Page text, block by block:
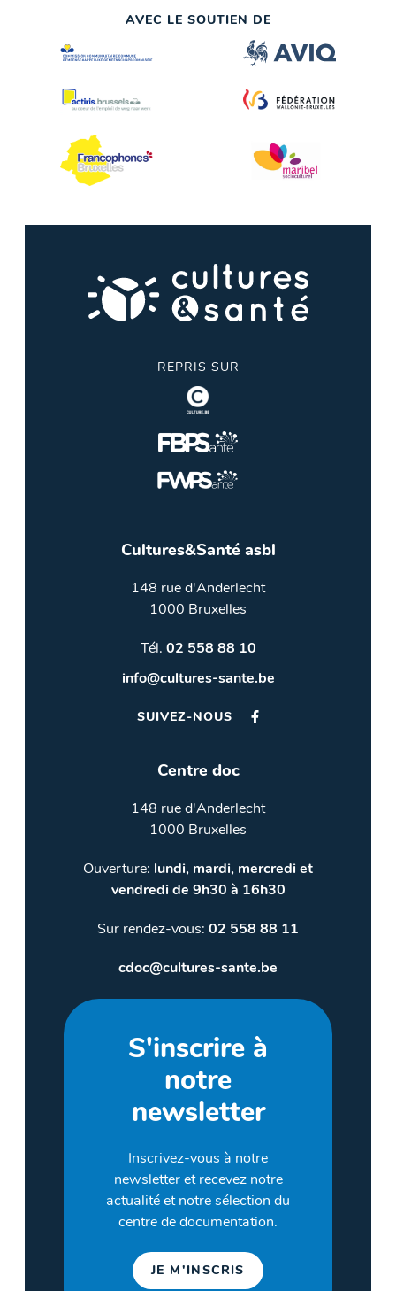
articles
AVEC LE SOUTIEN DE
REPRIS SUR
Cultures&Santé asbl
148 rue d'Anderlecht
1000 Bruxelles
Tél. 02 558 88 10
info@cultures-sante.be
SUIVEZ-NOUS
Centre doc
148 rue d'Anderlecht
1000 Bruxelles
Ouverture: lundi, mardi, mercredi et
vendredi de 9h30 à 16h30
Sur rendez-vous: 02 558 88 11
cdoc@cultures-sante.be
S'inscrire à
notre
newsletter
Inscrivez-vous à notre
newsletter et recevez notre
actualité et notre sélection du
centre de documentation.
JE M'INSCRIS